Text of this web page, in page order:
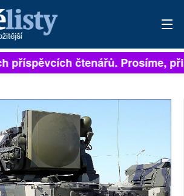
čtenářů. Prosíme,